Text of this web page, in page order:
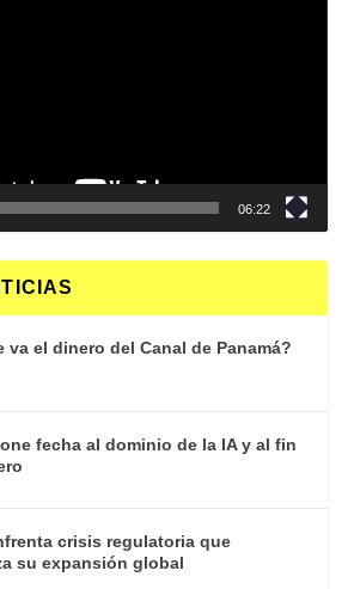
06:22
va el dinero del Canal de Panamá?
fecha al dominio de la IA y al fin
crisis regulatoria que
su expansión global